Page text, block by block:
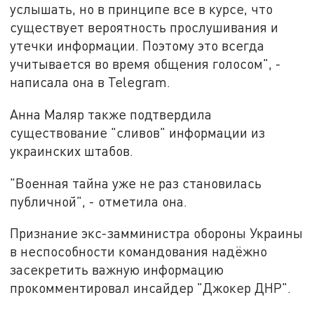
услышать, но в принципе все в курсе, что
существует вероятность прослушивания и
утечки информации. Поэтому это всегда
учитывается во время общения голосом", -
написала она в Telegram.
Анна Маляр также подтвердила
существование "сливов" информации из
украинских штабов.
"Военная тайна уже не раз становилась
публичной", - отметила она.
Признание экс-замминистра обороны Украины
в неспособности командования надёжно
засекретить важную информацию
прокомментировал инсайдер "Джокер ДНР".